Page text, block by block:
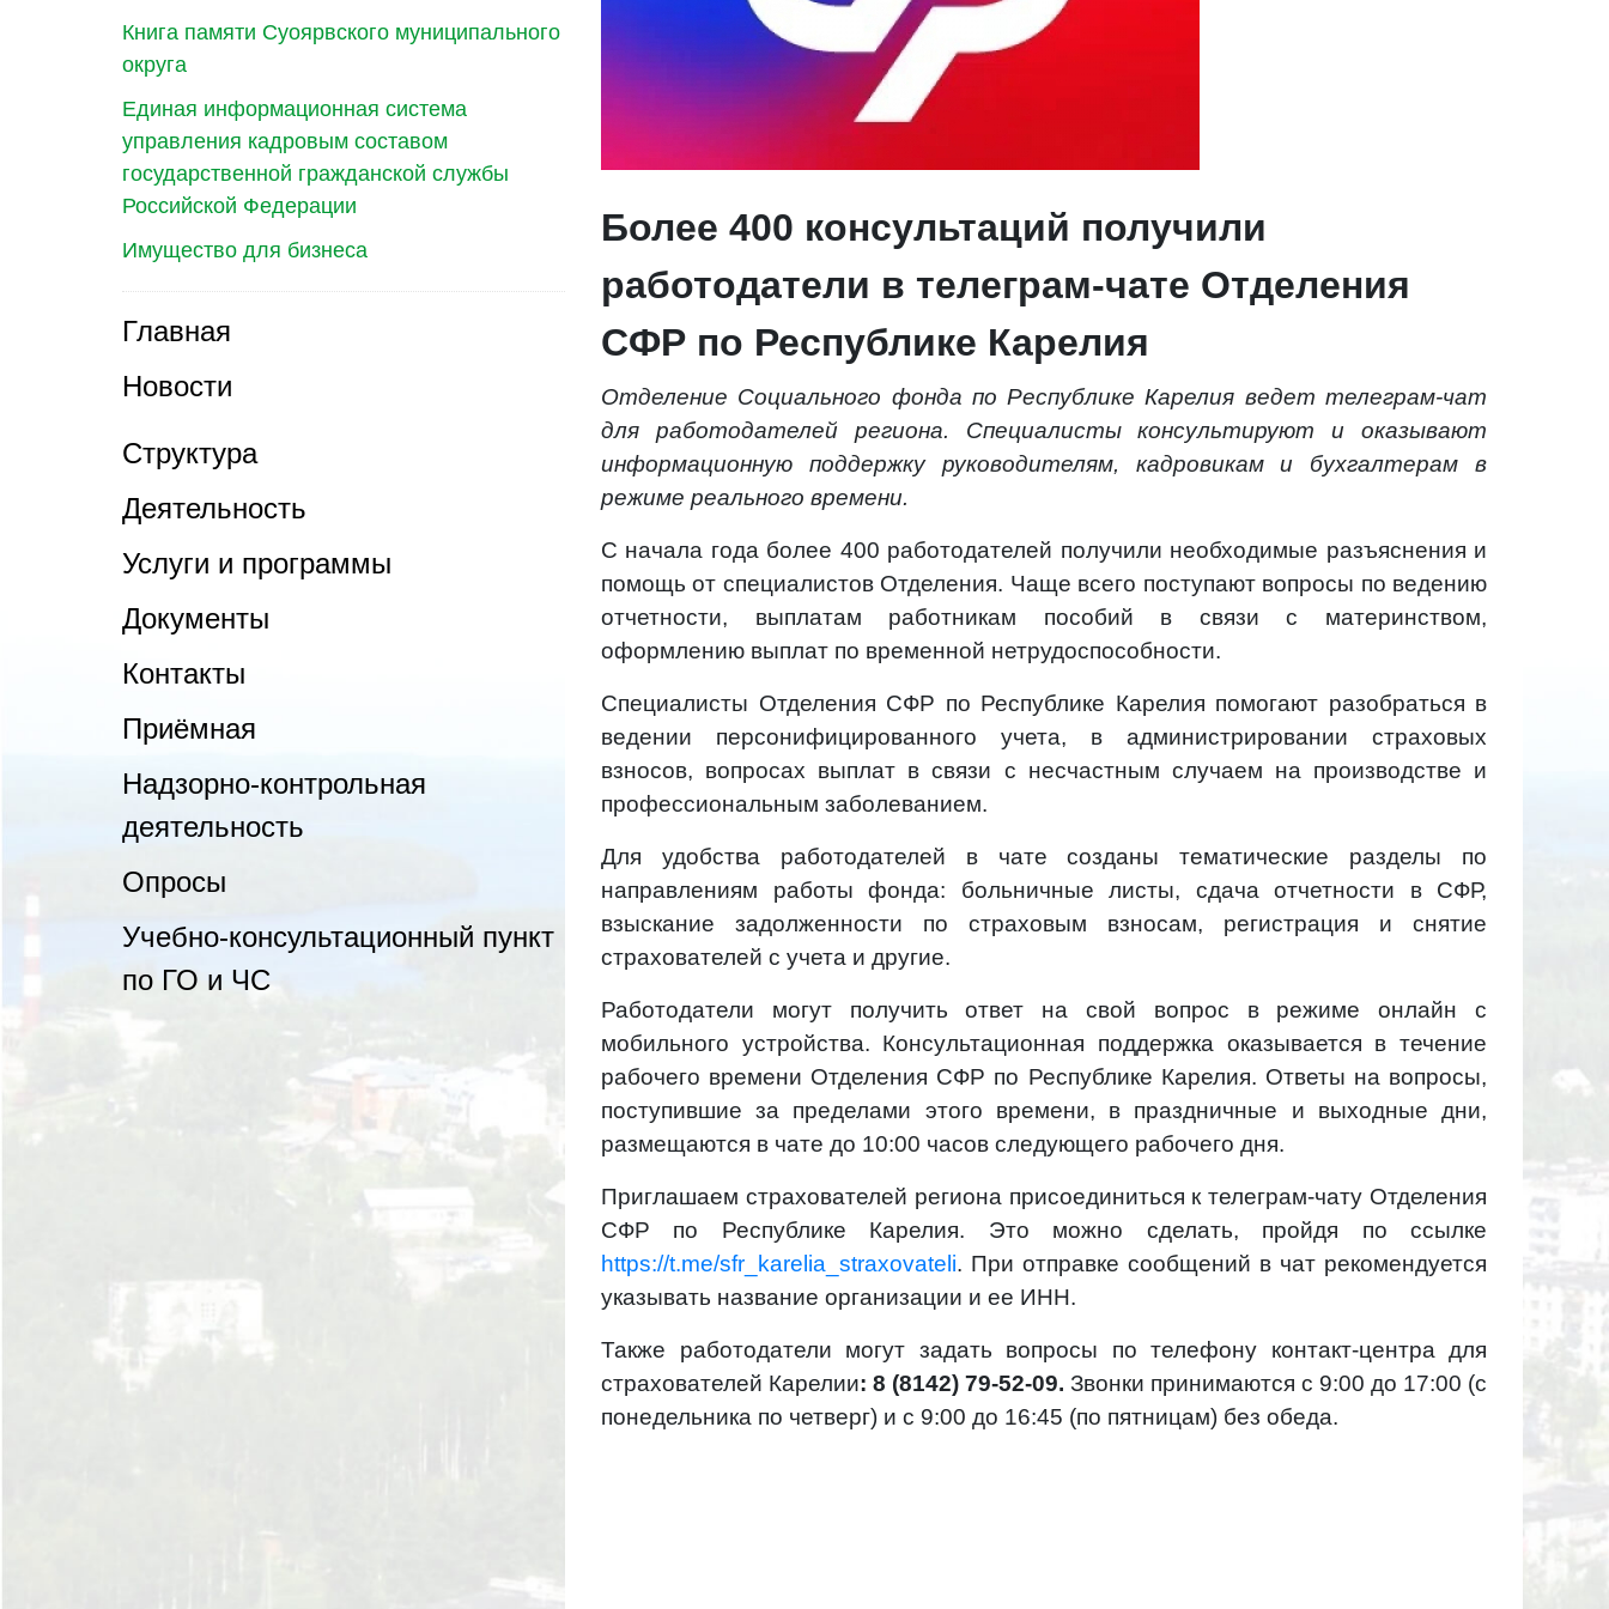
Книга памяти Суоярвского муниципального
округа
Единая информационная система
управления кадровым составом
государственной гражданской службы
Российской Федерации
Имущество для бизнеса
Главная
Новости
Структура
Деятельность
Услуги и программы
Документы
Контакты
Приёмная
Надзорно-контрольная
деятельность
Опросы
Учебно-консультационный пункт
по ГО и ЧС
Более 400 консультаций получили
работодатели в телеграм-чате Отделения
СФР по Республике Карелия
Отделение Социального фонда по Республике Карелия ведет телеграм-чат
для работодателей региона. Специалисты консультируют и оказывают
информационную поддержку руководителям, кадровикам и бухгалтерам в
режиме реального времени.
С начала года более 400 работодателей получили необходимые разъяснения и
помощь от специалистов Отделения. Чаще всего поступают вопросы по ведению
отчетности, выплатам работникам пособий в связи с материнством,
оформлению выплат по временной нетрудоспособности.
Специалисты Отделения СФР по Республике Карелия помогают разобраться в
ведении персонифицированного учета, в администрировании страховых
взносов, вопросах выплат в связи с несчастным случаем на производстве и
профессиональным заболеванием.
Для удобства работодателей в чате созданы тематические разделы по
направлениям работы фонда: больничные листы, сдача отчетности в СФР,
взыскание задолженности по страховым взносам, регистрация и снятие
страхователей с учета и другие.
Работодатели могут получить ответ на свой вопрос в режиме онлайн с
мобильного устройства. Консультационная поддержка оказывается в течение
рабочего времени Отделения СФР по Республике Карелия. Ответы на вопросы,
поступившие за пределами этого времени, в праздничные и выходные дни,
размещаются в чате до 10:00 часов следующего рабочего дня.
Приглашаем страхователей региона присоединиться к телеграм-чату Отделения
СФР по Республике Карелия. Это можно сделать, пройдя по ссылке
https://t.me/sfr_karelia_straxovateli. При отправке сообщений в чат рекомендуется
указывать название организации и ее ИНН.
Также работодатели могут задать вопросы по телефону контакт-центра для
страхователей Карелии: 8 (8142) 79-52-09. Звонки принимаются с 9:00 до 17:00 (с
понедельника по четверг) и с 9:00 до 16:45 (по пятницам) без обеда.